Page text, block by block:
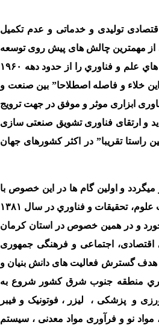
تولیدی و خدماتی و عدم تکميل
از مهمترین چالش های پیش روی توسعه
محسوب می شده است و لذا حل این مشکل و موضوع زمینه ایده ایجاد پارك هاي علم و فناوري را از حدود دهه ۱۹۶۰
این خلاء و فاصله اصطلاحا” بین صنعت و
ابزاری موثر و موفق در جهت ترویج
و ارتقای فناوری تشویق صنعتی سازی
تقریبا” در اکثر کشورهای جهان
ما سابقه ایجاد پارک هاي علم و فناوري و مراکز رشد به دهه ۸۰ بر میگردد و اولین گام ها در این خصوص با
راه اندازی ۲۰ مرکز رشد در حوزه فناوري اطلاعات و ارتباطات توسط وزارت علوم، تحقيقات و فناوري در سال ۱۳۸۱
خورد و در همین خصوص در استان کرمان
ای اقتصادی، اجتماعی و فرهنگی جمهوری
هدف گسترش فعالیت های دانش بنیان و
منطقه جنوب شرق کشور شروع به
و پزشکی ، لیزر ، فوتونیک و فیبر
مواد نو و فرآوری مواد معدنی ، سیستم